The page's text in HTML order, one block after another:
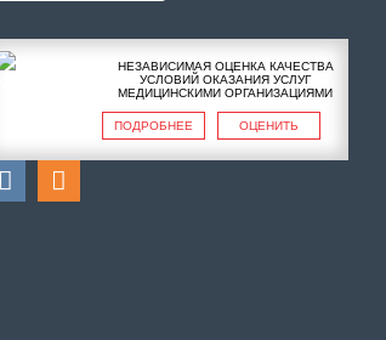
НЕЗАВИСИМАЯ ОЦЕНКА КАЧЕСТВА
УСЛОВИЙ ОКАЗАНИЯ УСЛУГ
МЕДИЦИНСКИМИ ОРГАНИЗАЦИЯМИ
ПОДРОБНЕЕ ОЦЕНИТЬ